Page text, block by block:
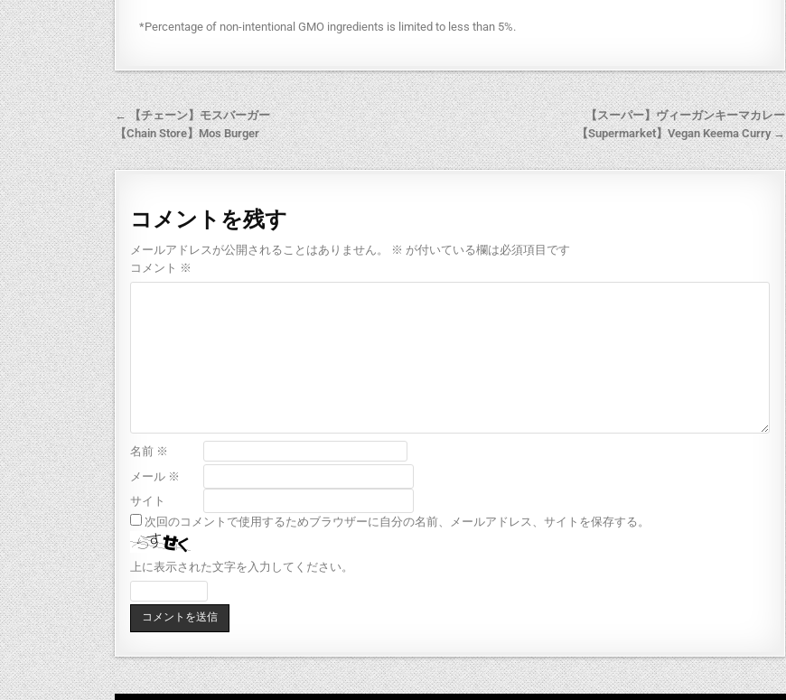
*Percentage of non-intentional GMO ingredients is limited to less than 5%.
← 【チェーン】モスバーガー
【Chain Store】Mos Burger
【スーパー】ヴィーガンキーマカレー
【Supermarket】Vegan Keema Curry →
コメントを残す
メールアドレスが公開されることはありません。 ※ が付いている欄は必須項目です
コメント ※
名前 ※
メール ※
サイト
次回のコメントで使用するためブラウザーに自分の名前、メールアドレス、サイトを保存する。
上に表示された文字を入力してください。